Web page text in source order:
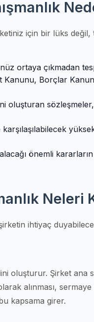
için bir lüks değil,
ortaya çıkmadan
Kanunu, Borçlar
oluşturan
karşılaşılabilecek
önemli
Neleri
ihtiyaç
oluşturur. Şirket ana
alınması, sermaye
kapsama girer.